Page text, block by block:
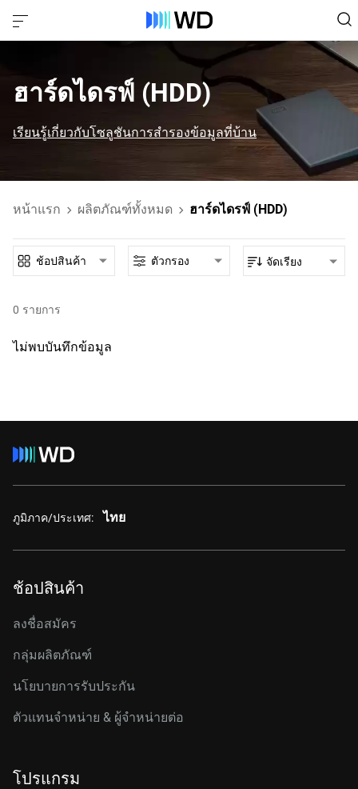
ฮาร์ดไดรฟ์ (HDD)‎
เรียนรู้เกี่ยวกับโซลูชันการสํารองข้อมูลที่บ้าน
หน้าแรก ผลิตภัณฑ์ทั้งหมด ฮาร์ดไดรฟ์ (HDD)
0 รายการ
ช้อปสินค้า ตัวกรอง จัดเรียง
ไม่พบบันทึกข้อมูล
ภูมิภาค/ประเทศ: ไทย
ช้อปสินค้า
ลงชื่อสมัคร
กลุ่มผลิตภัณฑ์
นโยบายการรับประกัน
ตัวแทนจำหน่าย & ผู้จำหน่ายต่อ
โปรแกรม